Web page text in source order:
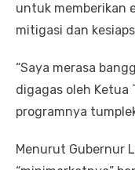
untuk memberikan
mitigasi dan
“Saya merasa
digagas oleh Ketua
programnya
Menurut Gubernur